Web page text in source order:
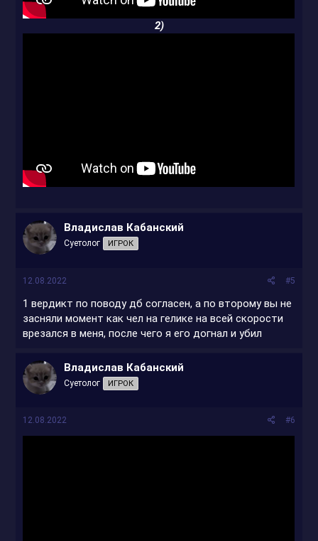
2)
Владислав Кабанский
Суетолог ИГРОК
12.08.2022 #5
1 вердикт по поводу дб согласен, а по второму вы не
засняли момент как чел на гелике на всей скорости
врезался в меня, после чего я его догнал и убил
Владислав Кабанский
Суетолог ИГРОК
12.08.2022 #6